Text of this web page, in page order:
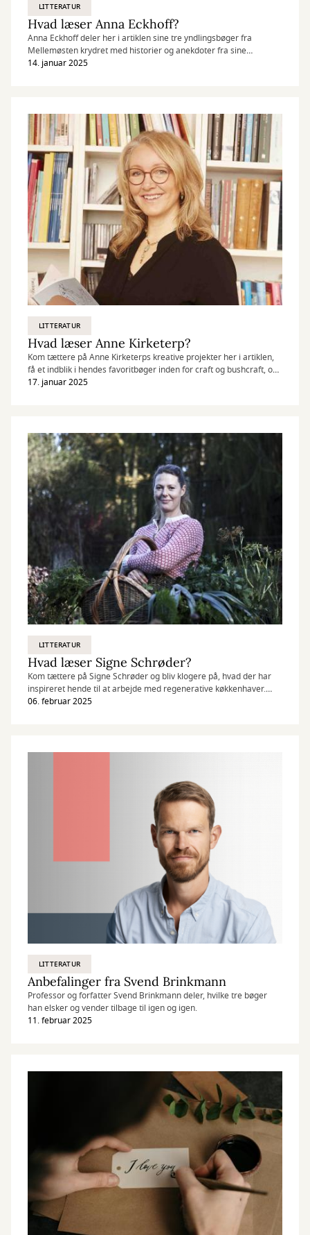
LITTERATUR
Hvad læser Anna Eckhoff?
Anna Eckhoff deler her i artiklen sine tre yndlingsbøger fra
Mellemøsten krydret med historier og anekdoter fra sine
oplevelser i verdens brændpunkter.
14. januar 2025
LITTERATUR
Hvad læser Anne Kirketerp?
Kom tættere på Anne Kirketerps kreative projekter her i artiklen,
få et indblik i hendes favoritbøger inden for craft og bushcraft, og
læs om, hvad biblioteket har betydet for hende.
17. januar 2025
LITTERATUR
Hvad læser Signe Schrøder?
Kom tættere på Signe Schrøder og bliv klogere på, hvad der har
inspireret hende til at arbejde med regenerative køkkenhaver.
Hun deler også sine bedste ressourcer til mere viden om emnet
06. februar 2025
LITTERATUR
Anbefalinger fra Svend Brinkmann
Professor og forfatter Svend Brinkmann deler, hvilke tre bøger
han elsker og vender tilbage til igen og igen.
11. februar 2025